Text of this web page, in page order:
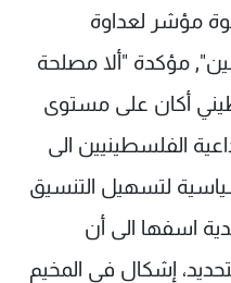
مؤشر لعداوة
مؤكدة "ألا مصلحة
أكان على مستوى
الفلسطينيين الى
لتسهيل التنسيق
اسفها الى أن
إشكال في المخيم